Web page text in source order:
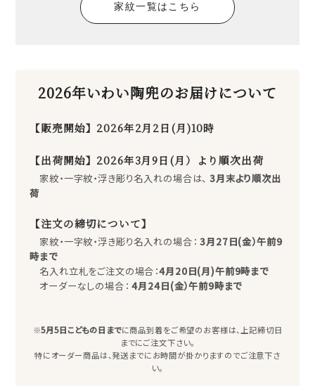
家紋一覧はこちら
2026年いわい陶兜のお届けについて
【販売開始】2026年2月2日(月)10時
【出荷開始】2026年3月9日(月）より順次出荷
家紋・一字紋・浮き彫り名入れの場合は、 3月末より順次出
荷
【注文の締切について】
家紋・一字紋・浮き彫り名入れの場合： 3月27日(金）午前9
時まで
名入れ立札をご注文の場合：4月20日(月)午前9時まで
オーダーなしの場合： 4月24日(金）午前9時まで
※5月5日こどもの日までに商品到着をご希望のお客様は、上記締切日
までにご注文下さい。
特にオーダー商品は、発送までにお時間が掛かりますのでご注意下さ
い。